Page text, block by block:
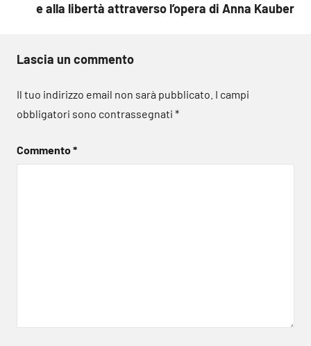
e alla libertà attraverso l’opera di Anna Kauber
Lascia un commento
Il tuo indirizzo email non sarà pubblicato. I campi
obbligatori sono contrassegnati *
Commento*